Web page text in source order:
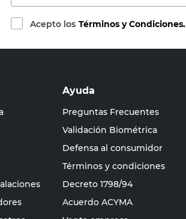
Acepto los Términos y Condiciones.
Ayuda
Preguntas Frecuentes
Validación Biométrica
Defensa al consumidor
Términos y condiciones
Decreto 1798/94
Acuerdo ACYMA